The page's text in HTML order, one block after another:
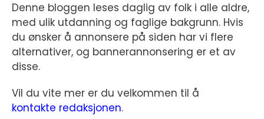
Denne bloggen leses daglig av folk i alle aldre,
med ulik utdanning og faglige bakgrunn. Hvis
du ønsker å annonsere på siden har vi flere
alternativer, og bannerannonsering er et av
disse.
Vil du vite mer er du velkommen til å
kontakte redaksjonen.